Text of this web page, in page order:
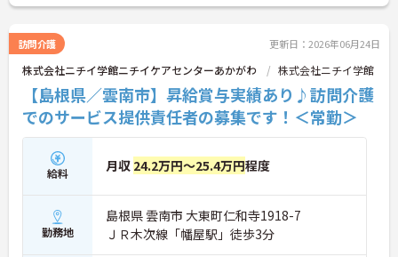
訪問介護 更新日：2026年06月24日
株式会社ニチイ学館ニチイケアセンターあかがわ 株式会社ニチイ学館
【島根県／雲南市】昇給賞与実績あり♪訪問介護
でのサービス提供責任者の募集です！＜常勤＞
給料 月収 24.2万円～25.4万円程度
勤務地
島根県 雲南市 大東町仁和寺1918-7
ＪＲ木次線「幡屋駅」徒歩3分